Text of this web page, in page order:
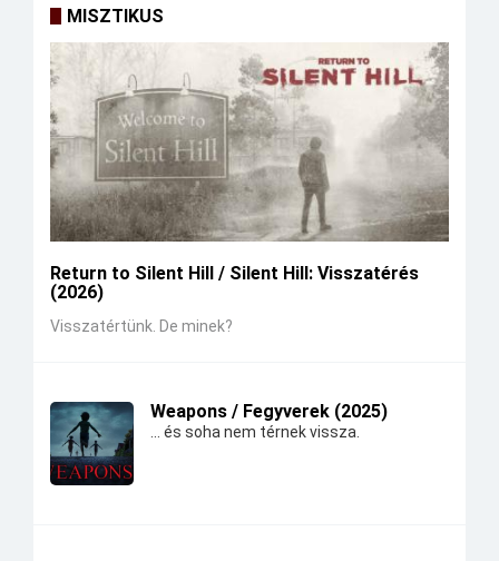
MISZTIKUS
Return to Silent Hill / Silent Hill: Visszatérés
(2026)
Visszatértünk. De minek?
Weapons / Fegyverek (2025)
... és soha nem térnek vissza.